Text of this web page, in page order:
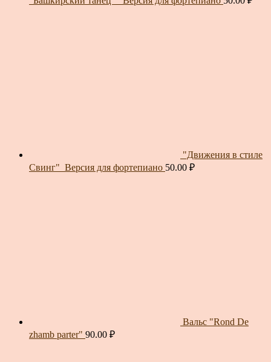
"Движения в стиле
Свинг"_Версия для фортепиано 50.00 ₽
Вальс "Rond De
zhamb parter" 90.00 ₽